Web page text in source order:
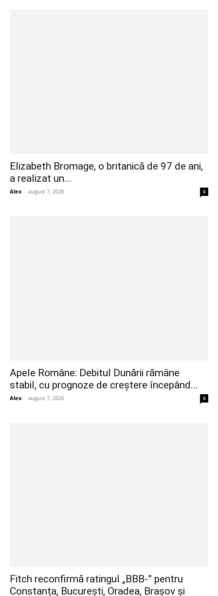
Elizabeth Bromage, o britanică de 97 de ani,
a realizat un...
Alex - august 7, 2026 0
Apele Române: Debitul Dunării rămâne
stabil, cu prognoze de creștere începând...
Alex - august 7, 2026 0
Fitch reconfirmă ratingul „BBB-” pentru
Constanța, București, Oradea, Brașov și